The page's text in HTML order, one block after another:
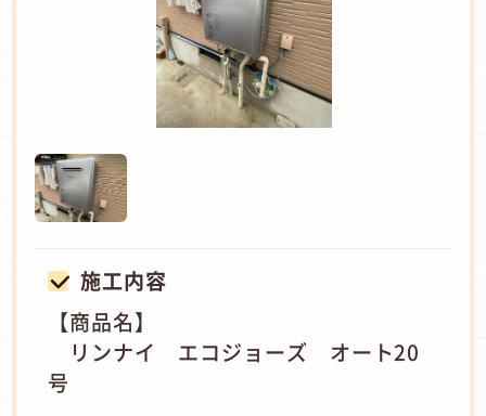
施工内容
【商品名】
リンナイ エコジョーズ オート20
号